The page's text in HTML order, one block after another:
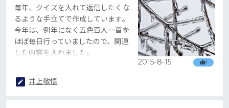
毎年、クイズを入れて返信したくな
るような手立てで作成しています。
今年は、例年になく五色百人一首を
ほぼ毎日行っていましたので、関連
した内容を入れました。
す。
1
2015-8-15
井上敬悟